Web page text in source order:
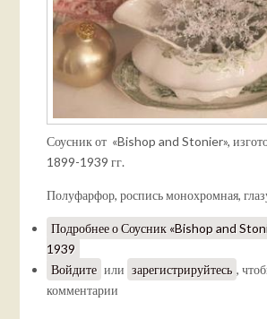
Соусник от «Bishop and Stonier»,
1899-1939 гг.
Полуфарфор, роспись монохромная,
Подробнеео Соусник «Bishop and
1939
Войдите или зарегистрируйтесь ,
комментарии